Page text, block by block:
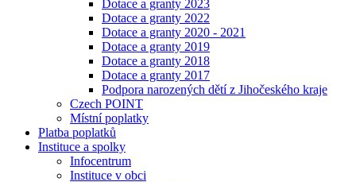
Dotace a granty 2023
Dotace a granty 2022
Dotace a granty 2020 - 2021
Dotace a granty 2019
Dotace a granty 2018
Dotace a granty 2017
Podpora narozených dětí z Jihočeského kraje
Czech POINT
Místní poplatky
Platba poplatků
Instituce a spolky
Infocentrum
Instituce v obci